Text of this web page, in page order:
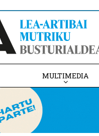
MULTIMEDIA